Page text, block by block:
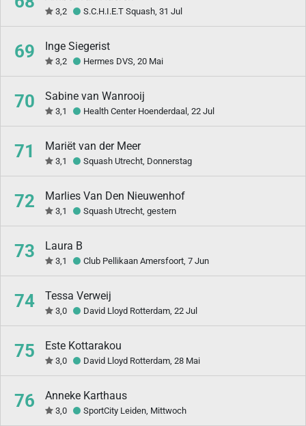
3,2 S.C.H.I.E.T Squash, 31 Jul
69 Inge Siegerist
3,2 Hermes DVS, 20 Mai
70 Sabine van Wanrooij
3,1 Health Center Hoenderdaal, 22 Jul
71 Mariët van der Meer
3,1 Squash Utrecht, Donnerstag
72 Marlies Van Den Nieuwenhof
3,1 Squash Utrecht, gestern
73 Laura B
3,1 Club Pellikaan Amersfoort, 7 Jun
74 Tessa Verweij
3,0 David Lloyd Rotterdam, 22 Jul
75 Este Kottarakou
3,0 David Lloyd Rotterdam, 28 Mai
76 Anneke Karthaus
3,0 SportCity Leiden, Mittwoch